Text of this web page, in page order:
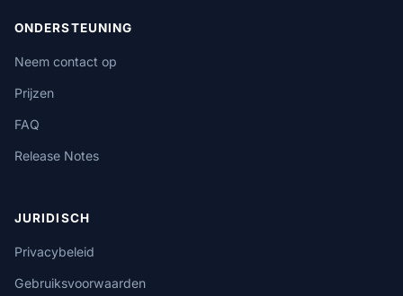
ONDERSTEUNING
Neem contact op
Prijzen
FAQ
Release Notes
JURIDISCH
Privacybeleid
Gebruiksvoorwaarden